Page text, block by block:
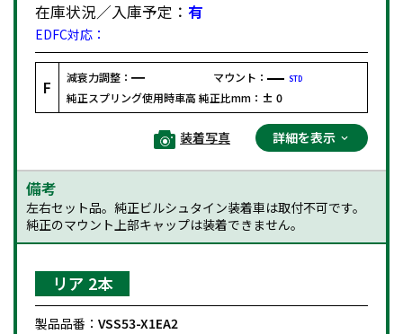
在庫状況／入庫予定： 有
EDFC対応：
F 減衰力調整： マウント： STD
純正スプリング使用時車高 純正比mm： ± 0
装着写真 詳細を表示
備考
左右セット品。純正ビルシュタイン装着車は取付不可です。
純正のマウント上部キャップは装着できません。
リア 2本
製品品番： VSS53-X1EA2